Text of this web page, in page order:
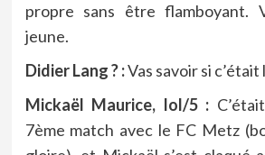
propre sans être flamboyant.
jeune.
Didier Lang ? :Vas savoir si c’était
Mickaël Maurice, lol/5 :
7ème match avec le FC Metz